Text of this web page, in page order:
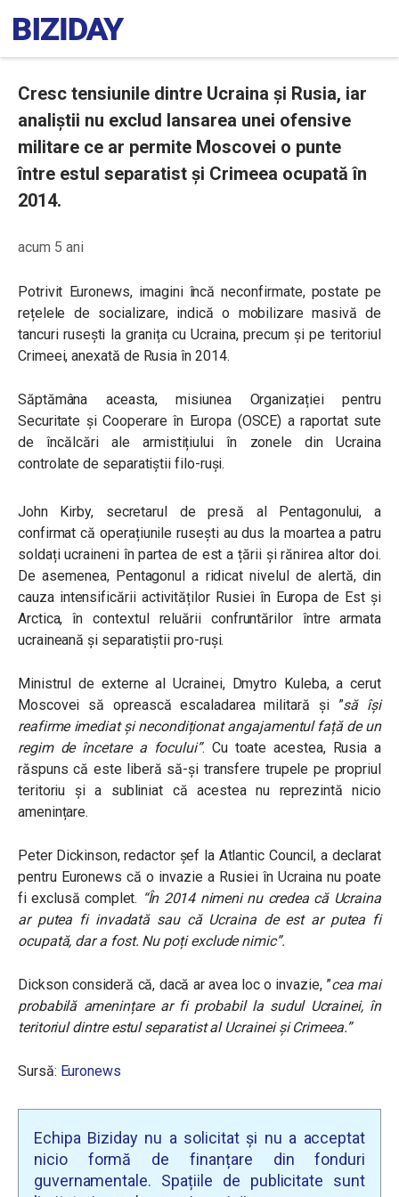
Cresc tensiunile dintre Ucraina și Rusia, iar
analiștii nu exclud lansarea unei ofensive
militare ce ar permite Moscovei o punte
între estul separatist și Crimeea ocupată în
2014.
acum 5 ani
Potrivit Euronews, imagini încă neconfirmate, postate pe
rețelele de socializare, indică o mobilizare masivă de
tancuri rusești la granița cu Ucraina, precum și pe teritoriul
Crimeei, anexată de Rusia în 2014.
Săptămâna aceasta, misiunea Organizației pentru
Securitate și Cooperare în Europa (OSCE) a raportat sute
de încălcări ale armistițiului în zonele din Ucraina
controlate de separatiștii filo-ruși.
John Kirby, secretarul de presă al Pentagonului, a
confirmat că operațiunile rusești au dus la moartea a patru
soldați ucraineni în partea de est a țării și rănirea altor doi.
De asemenea, Pentagonul a ridicat nivelul de alertă, din
cauza intensificării activităților Rusiei în Europa de Est și
Arctica, în contextul reluării confruntărilor între armata
ucraineană și separatiștii pro-ruși.
Ministrul de externe al Ucrainei, Dmytro Kuleba, a cerut
Moscovei să oprească escaladarea militară și ”să își
reafirme imediat și necondiționat angajamentul față de un
regim de încetare a focului”. Cu toate acestea, Rusia a
răspuns că este liberă să-și transfere trupele pe propriul
teritoriu și a subliniat că acestea nu reprezintă nicio
amenințare.
Peter Dickinson, redactor șef la Atlantic Council, a declarat
pentru Euronews că o invazie a Rusiei în Ucraina nu poate
fi exclusă complet. “În 2014 nimeni nu credea că Ucraina
ar putea fi invadată sau că Ucraina de est ar putea fi
ocupată, dar a fost. Nu poți exclude nimic”.
Dickson consideră că, dacă ar avea loc o invazie, ”cea mai
probabilă amenințare ar fi probabil la sudul Ucrainei, în
teritoriul dintre estul separatist al Ucrainei și Crimeea.”
Sursă: Euronews
Echipa Biziday nu a solicitat și nu a acceptat
nicio formă de finanțare din fonduri
guvernamentale. Spațiile de publicitate sunt